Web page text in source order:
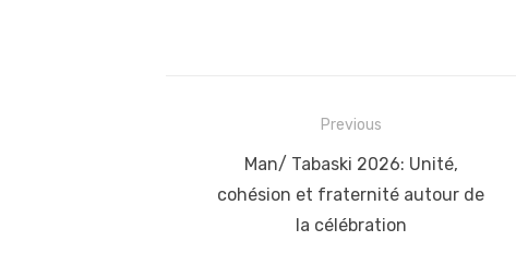
navigation
Previous
Previous
post:
Man/ Tabaski 2026: Unité,
cohésion et fraternité autour de
la célébration